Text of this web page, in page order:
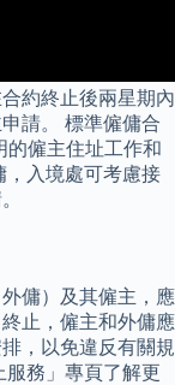
約終止後兩星期內
請。 標準僱傭合
的僱主住址工作和
，入境處可考慮接
傭）及其僱主，應
止，僱主和外傭應
，以免違反有關規
服務」專頁了解更